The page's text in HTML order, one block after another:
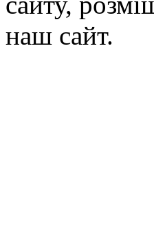
наш сайт.